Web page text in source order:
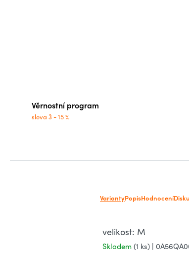
Věrnostní program
sleva 3 - 15 %
VariantyPopisHodnocení
velikost: M
Skladem (1 ks) |